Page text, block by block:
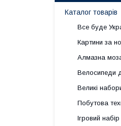
Каталог товарів
Все буде
Картини за
Алмазна
Велосипеди
Великі
Побутова
Ігровий